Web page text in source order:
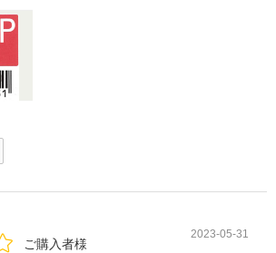
ご購入者様
2023-05-31